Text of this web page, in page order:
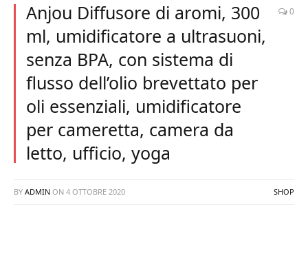
Anjou Diffusore di aromi, 300
ml, umidificatore a ultrasuoni,
senza BPA, con sistema di
flusso dell’olio brevettato per
oli essenziali, umidificatore
per cameretta, camera da
letto, ufficio, yoga
0
BY ADMIN ON 4 OTTOBRE 2020 SHOP